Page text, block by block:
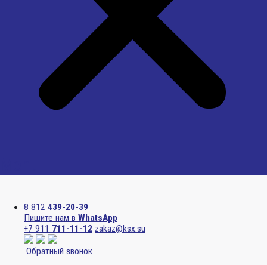
8 812 439-20-39
Пишите нам в WhatsApp
+7 911 711-11-12 zakaz@ksx.su
Обратный звонок